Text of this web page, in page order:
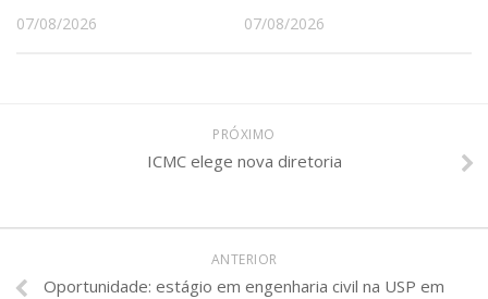
07/08/2026 07/08/2026
PRÓXIMO
ICMC elege nova diretoria
ANTERIOR
Oportunidade: estágio em engenharia civil na USP em